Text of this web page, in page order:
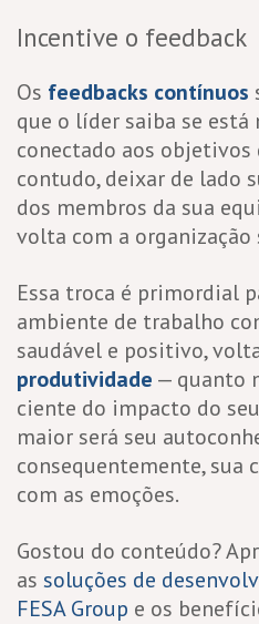
Incentive o feedback
Os feedbacks contínuos
que o líder saiba se
conectado aos objetivos
contudo, deixar de lado
dos membros da sua
volta com a organização
Essa troca é primordial
ambiente de trabalho
saudável e positivo,
produtividade — quanto
ciente do impacto do
maior será seu
consequentemente, sua
com as emoções.
Gostou do conteúdo?
as soluções de
FESA Group e os